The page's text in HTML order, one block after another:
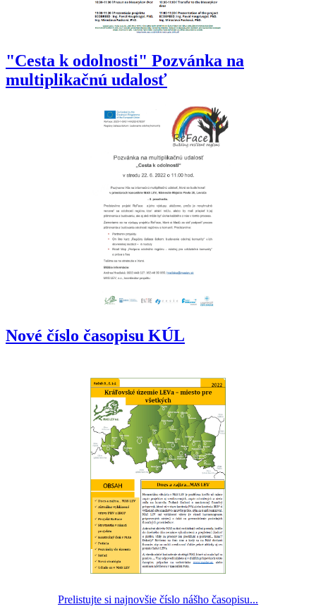
"Cesta k odolnosti" Pozvánka na
multiplikačnú udalosť
Nové číslo časopisu KÚL
Prelistujte si najnovšie číslo nášho časopisu...